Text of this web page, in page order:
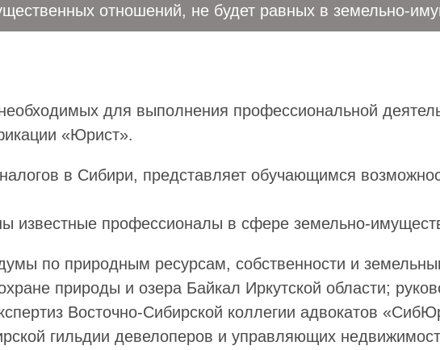
отношений, не будет равных в земельно-
для выполнения профессиональной
«Юрист».
в Сибири, представляет обучающимся
известные профессионалы в сфере земельно-
по природным ресурсам, собственности и
природы и озера Байкал Иркутской области;
Восточно-Сибирской коллегии адвокатов
гильдии девелоперов и управляющих